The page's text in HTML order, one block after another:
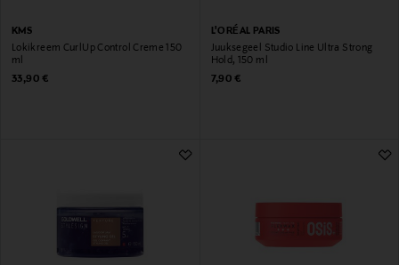
KMS
Lokikreem CurlUp Control Creme 150
ml
Original Price
33,90 €
L'ORÉAL PARIS
Juuksegeel Studio Line Ultra Strong
Hold, 150 ml
Original Price
7,90 €